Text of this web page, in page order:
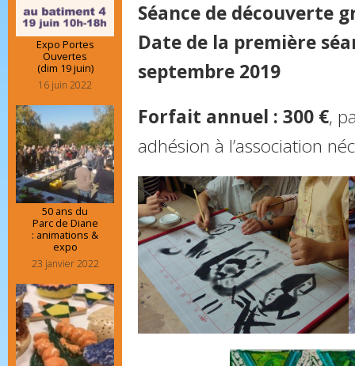
Séance de découverte
Date de la première
septembre 2019
Forfait annuel : 300 €,
adhésion à l’association
Expo Portes
Ouvertes
(dim 19 juin)
16 juin 2022
50 ans du
Parc de Diane
: animations &
expo
23 janvier 2022